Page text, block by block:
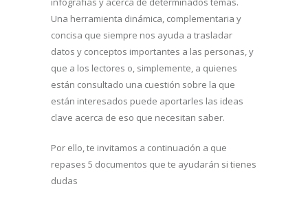
Una herramienta dinámica, complementaria y
concisa que siempre nos ayuda a trasladar
datos y conceptos importantes a las personas, y
que a los lectores o, simplemente, a quienes
están consultado una cuestión sobre la que
están interesados puede aportarles las ideas
clave acerca de eso que necesitan saber.
Por ello, te invitamos a continuación a que
repases 5 documentos que te ayudarán si tienes
dudas